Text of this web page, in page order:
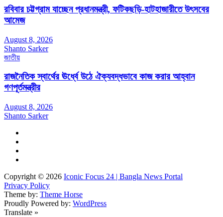
রবিবার চট্টগ্রাম যাচ্ছেন প্রধানমন্ত্রী, ফটিকছড়ি-হাটহাজারীতে উৎসবের
আমেজ
August 8, 2026
Shanto Sarker
জাতীয়
রাজনৈতিক স্বার্থের ঊর্ধ্বে উঠে ঐক্যবদ্ধভাবে কাজ করার আহ্বান
গণপূর্তমন্ত্রীর
August 8, 2026
Shanto Sarker
Copyright © 2026 Iconic Focus 24 | Bangla News Portal
Privacy Policy
Theme by: Theme Horse
Proudly Powered by: WordPress
Translate »